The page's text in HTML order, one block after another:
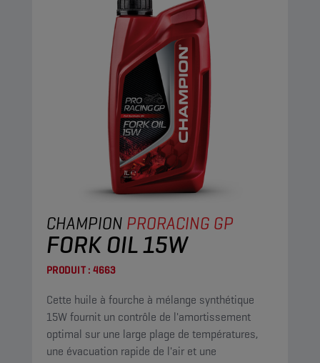
CHAMPION PRORACING GP
FORK OIL 15W
PRODUIT : 4663
Cette huile à fourche à mélange synthétique
15W fournit un contrôle de l'amortissement
optimal sur une large plage de températures,
une évacuation rapide de l'air et une